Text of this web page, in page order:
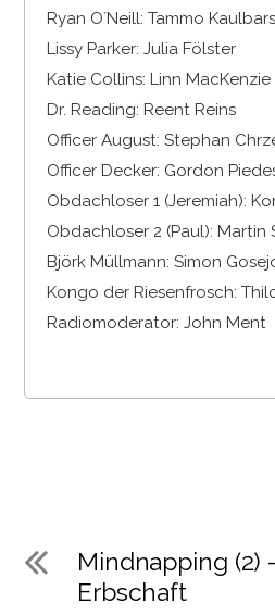
Ryan O´Neill: Tammo
Lissy Parker: Julia Fölster
Katie Collins: Linn MacKenzie
Dr. Reading: Reent Reins
Officer August: Stephan
Officer Decker: Gordon
Obdachloser 1 (Jeremiah):
Obdachloser 2 (Paul): Martin
Björk Müllmann: Simon
Kongo der Riesenfrosch:
Radiomoderator: John Ment
Mindnapping (2)
Erbschaft